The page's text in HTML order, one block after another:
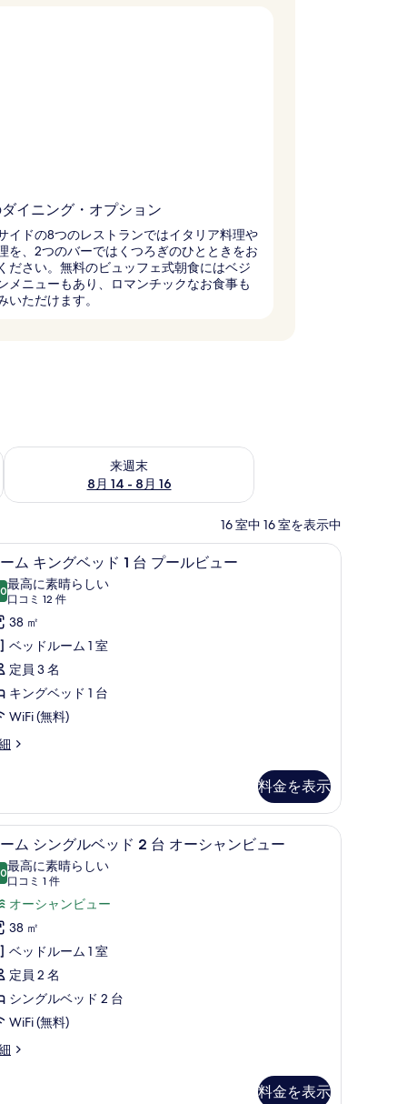
イニング・オプション
イドの8つのレストランではイタリア料理や
を、2つのバーではくつろぎのひとときをお
ださい。無料のビュッフェ式朝食にはベジ
メニューもあり、ロマンチックなお食事も
いただけます。
ク
来週末
8月 14 - 8月 16
来週末 8月 14 - 8月 16 の空室状況をチェック
16 室中 16 室を表示中
スク、ノートパソコン用作業スペースルーム キングベッド 1 台 プールビュー | ミ
17ム キングベッド 1 台 プールビュー
点中 10.0
最高に素晴らしい
口コミ 12 件
(口
コ
ミ
12
件)
38 ㎡
ベッドルーム 1 室
定員 3 名
キングベッド 1 台
WiFi (無料)
料金を表示
ュー | ミニバー、セーフティボックス (室内)、デスク、ノートパソコン用作
ルーム シングルベッド 2 台 オーシャンビュ
7 ム シングルベッド 2 台 オーシャンビュー
点中 10.0
最高に素晴らしい
口コミ 1 件
(口
コ
ミ
件)
オーシャンビュー
38 ㎡
ベッドルーム 1 室
定員 2 名
シングルベッド 2 台
WiFi (無料)
料金を表示